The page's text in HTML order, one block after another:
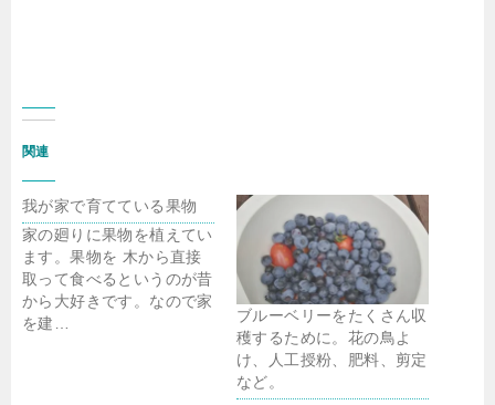
関連
我が家で育てている果物
家の廻りに果物を植えてい
ます。果物を 木から直接
取って食べるというのが昔
から大好きです。なので家
を建…
ブルーベリーをたくさん収
穫するために。花の鳥よ
け、人工授粉、肥料、剪定
など。